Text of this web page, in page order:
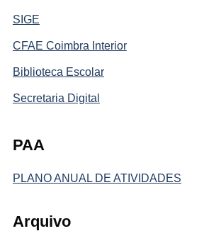
SIGE
CFAE Coimbra Interior
Biblioteca Escolar
Secretaria Digital
PAA
PLANO ANUAL DE ATIVIDADES
Arquivo